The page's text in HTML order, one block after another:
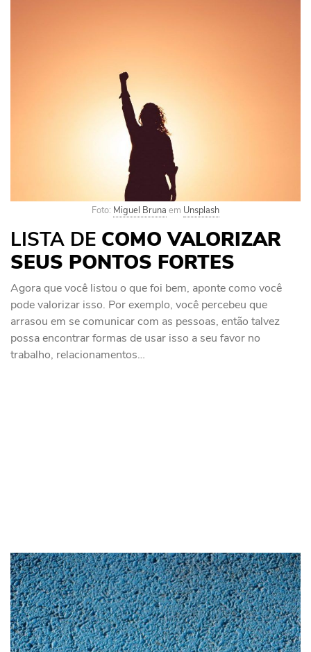
Foto: Miguel Bruna em Unsplash
LISTA DE COMOVALORIZAR
SEUS PONTOS FORTES
Agora que você listou o que foi bem, aponte como você
pode valorizar isso. Por exemplo, você percebeu que
arrasou em se comunicar com as pessoas, então talvez
possa encontrar formas de usar isso a seu favor no
trabalho, relacionamentos…